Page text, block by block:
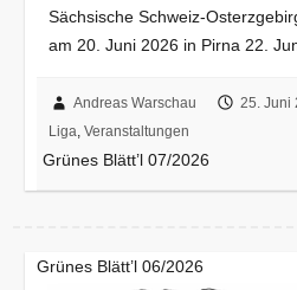
Sächsische Schweiz-
am 20. Juni 2026 in Pirna 22.
Andreas Warschau 25. Juni
Liga,Veranstaltungen
Grünes Blätt’l 07/2026
Grünes Blätt’l 06/2026